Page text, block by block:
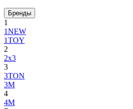
Бренды
1
1NEW
1TOY
2
2x3
3
3TON
3М
4
4M